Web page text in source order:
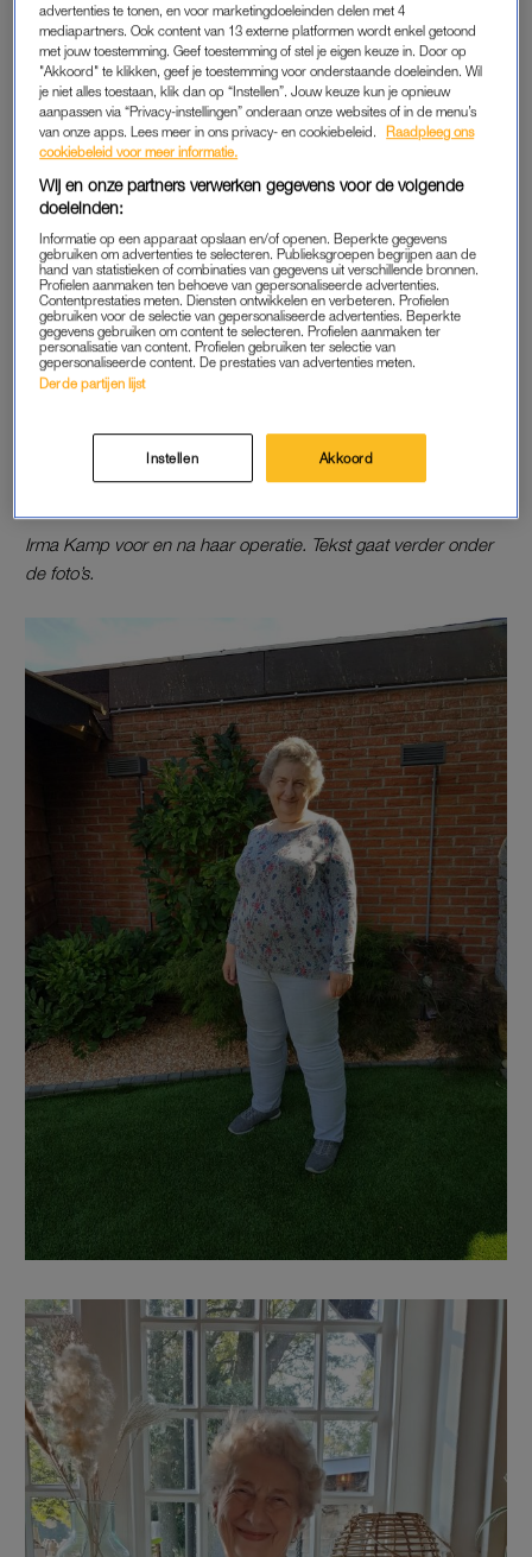
weet Kamp inmiddels. “Zo’n operatie is een opoffering. Het
kost veel energie, geld en kracht en vereist dat je je leefstijl
omgooit. Omdat je nog maar heel weinig kan eten, moet je
constant bewuste afwegingen maken om voldoende
voedingsstoffen en eiwitten binnen te krijgen. Zodoende word
je min of meer gedwongen om de hele dag in het teken te
zetten van eten en drinken. Niet voor een tijdje, maar voor
altijd.”
Ook de operatie zelf gaat gepaard met de nodige risico’s.
Hoewel Kamps operatie an sich is geslaagd, moest ze
afgelopen half jaar twee keer met spoed worden geopereerd
omdat haar buikwand openscheurde. Tijdens die operaties
werd een geperforeerde darm hersteld en moest haar
Irma Kamp voor en na haar operatie. Tekst gaat verder onder
de foto’s.
advertenties te tonen, en voor marketingdoeleinden delen met 4
mediapartners. Ook content van 13 externe platformen wordt enkel getoond
met jouw toestemming. Geef toestemming of stel je eigen keuze in. Door op
"Akkoord" te klikken, geef je toestemming voor onderstaande doeleinden. Wil
je niet alles toestaan, klik dan op “Instellen”. Jouw keuze kun je opnieuw
aanpassen via “Privacy-instellingen” onderaan onze websites of in de menu’s
van onze apps. Lees meer in ons privacy- en cookiebeleid.
Raadpleeg ons
cookiebeleid voor meer informatie.
Wij en onze partners verwerken gegevens voor de volgende
doeleinden:
Informatie op een apparaat opslaan en/of openen. Beperkte gegevens
gebruiken om advertenties te selecteren. Publieksgroepen begrijpen aan de
hand van statistieken of combinaties van gegevens uit verschillende bronnen.
Profielen aanmaken ten behoeve van gepersonaliseerde advertenties.
Contentprestaties meten. Diensten ontwikkelen en verbeteren. Profielen
gebruiken voor de selectie van gepersonaliseerde advertenties. Beperkte
gegevens gebruiken om content te selecteren. Profielen aanmaken ter
personalisatie van content. Profielen gebruiken ter selectie van
gepersonaliseerde content. De prestaties van advertenties meten.
Derde partijen lijst
Instellen Akkoord